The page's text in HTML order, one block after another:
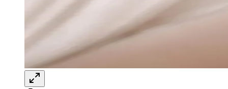
Hub de Negócios
Guia Comercial
Selo Verificado
Portal Educacional
Agenda de Vestibulares
Vagas de Emprego
Concursos
Panorama Econômico